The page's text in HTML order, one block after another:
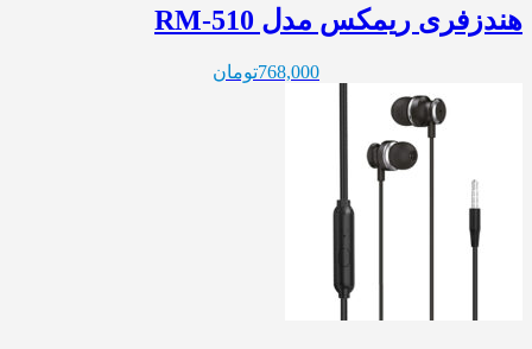
هندزفری ریمکس مدل RM-510
768,000تومان